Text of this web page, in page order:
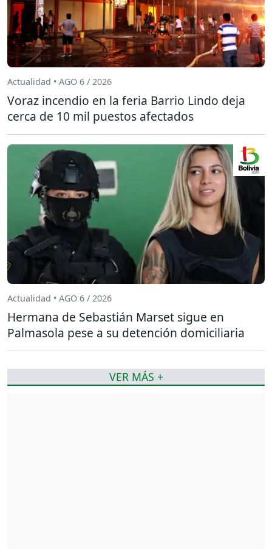
Actualidad • AGO 6 / 2026
Voraz incendio en la feria Barrio Lindo deja
cerca de 10 mil puestos afectados
Actualidad • AGO 6 / 2026
Hermana de Sebastián Marset sigue en
Palmasola pese a su detención domiciliaria
VER MÁS +